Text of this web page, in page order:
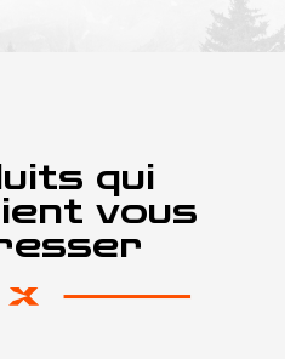
qui
vous